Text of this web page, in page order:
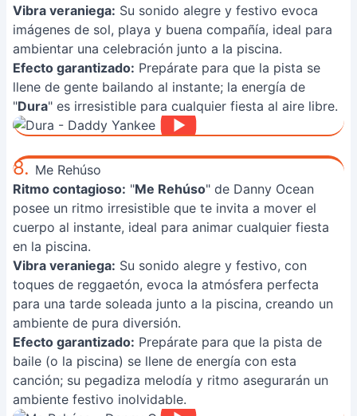
Vibra veraniega: Su sonido alegre y festivo evoca
imágenes de sol, playa y buena compañía, ideal para
ambientar una celebración junto a la piscina.
Efecto garantizado: Prepárate para que la pista se
llene de gente bailando al instante; la energía de
"Dura" es irresistible para cualquier fiesta al aire libre.
8. Me Rehúso
Ritmo contagioso: "Me Rehúso" de Danny Ocean
posee un ritmo irresistible que te invita a mover el
cuerpo al instante, ideal para animar cualquier fiesta
en la piscina.
Vibra veraniega: Su sonido alegre y festivo, con
toques de reggaetón, evoca la atmósfera perfecta
para una tarde soleada junto a la piscina, creando un
ambiente de pura diversión.
Efecto garantizado: Prepárate para que la pista de
baile (o la piscina) se llene de energía con esta
canción; su pegadiza melodía y ritmo asegurarán un
ambiente festivo inolvidable.